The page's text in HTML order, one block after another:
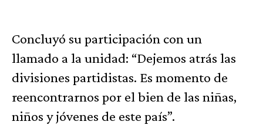
Concluyó su participación con un
llamado a la unidad: “Dejemos atrás las
divisiones partidistas. Es momento de
reencontrarnos por el bien de las niñas,
niños y jóvenes de este país”.